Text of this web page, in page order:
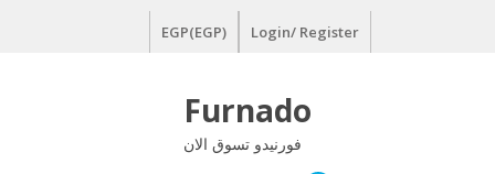
Login/ Register
EGP(EGP)
Furnado
فورنيدو تسوق الان